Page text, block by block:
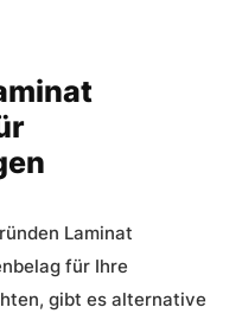
Laminat
für Ihre
gibt es alternative